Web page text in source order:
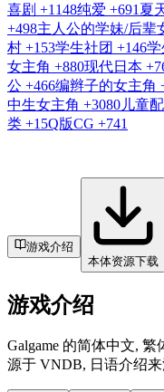
喜剧 +1148纯爱 +691 夏
+498主人公的学妹/后辈
村 +153学生社团 +146学
女主角 +880现代日本
公 +466编辫子的女主角
中生女主角 +3080 儿童
类 +15Q版CG +741
游戏介绍
本体资源下载
游戏介绍
Galgame 的简体中文,
源于 VNDB, 日语介绍